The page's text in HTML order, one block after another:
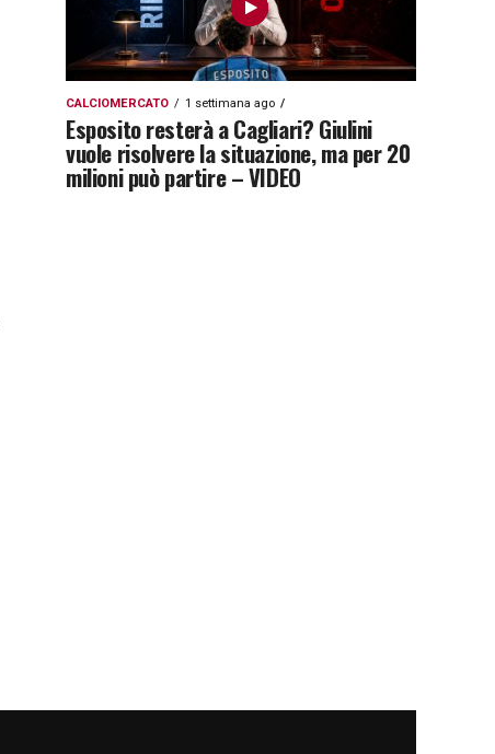
CALCIOMERCATO 1 settimana ago
Esposito resterà a Cagliari? Giulini
vuole risolvere la situazione, ma per 20
milioni può partire – VIDEO